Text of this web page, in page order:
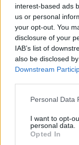
interest-based ads
us or personal
your opt-out. You
disclosure of your
IAB’s list of
also be disclosed
Downstream
Please note that
not limited to your
grant or deny
use your data for
Personal Data
I want to opt-
personal data.
Opted In
Tényleg szeretsz?
- zenés lelkizés -
R.D.Laing:
(ford.Tandori
összeállította
zene: Szirtes
Kováts Kriszta,
km. Szirtes
harmonika)